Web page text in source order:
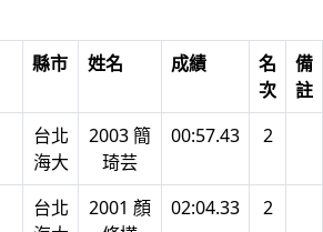
縣市 姓名 成績
名
次
備
註
台北
海大
2003 簡
琦芸
00:57.43 2
台北
2001 顏
02:04.33 2